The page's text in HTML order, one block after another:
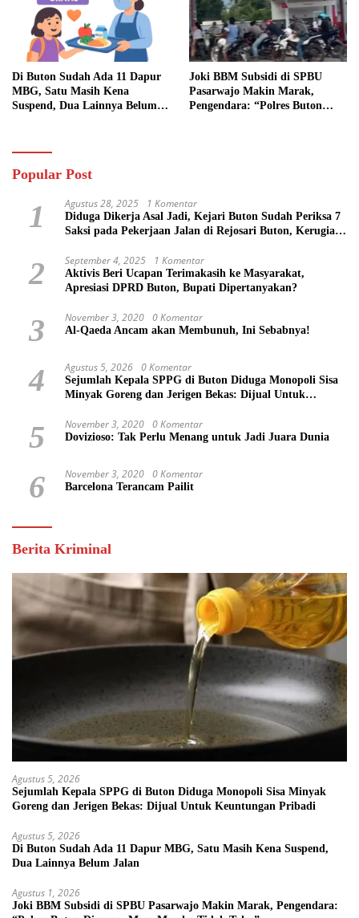
Di Buton Sudah Ada 11 Dapur
MBG, Satu Masih Kena
Suspend, Dua Lainnya Belum
Joki BBM Subsidi di SPBU
Pasarwajo Makin Marak,
Pengendara: “Polres Buton
Popular Post
1 Agustus 28, 2025 1 Komentar
Diduga Dikerja Asal Jadi, Kejari Buton Sudah Periksa 7
Saksi pada Pekerjaan Jalan di Rejosari Buton, Kerugian
2 September 4, 2025 1 Komentar
Aktivis Beri Ucapan Terimakasih ke Masyarakat,
Apresiasi DPRD Buton, Bupati Dipertanyakan?
3 November 3, 2020 0 Komentar
Al-Qaeda Ancam akan Membunuh, Ini Sebabnya!
4 Agustus 5, 2026 0 Komentar
Sejumlah Kepala SPPG di Buton Diduga Monopoli Sisa
Minyak Goreng dan Jerigen Bekas: Dijual Untuk
5 November 3, 2020 0 Komentar
Dovizioso: Tak Perlu Menang untuk Jadi Juara Dunia
6 November 3, 2020 0 Komentar
Barcelona Terancam Pailit
Berita Kriminal
Agustus 5, 2026
Sejumlah Kepala SPPG di Buton Diduga Monopoli Sisa Minyak
Goreng dan Jerigen Bekas: Dijual Untuk Keuntungan Pribadi
Agustus 5, 2026
Di Buton Sudah Ada 11 Dapur MBG, Satu Masih Kena Suspend,
Dua Lainnya Belum Jalan
Agustus 1, 2026
Joki BBM Subsidi di SPBU Pasarwajo Makin Marak, Pengendara: